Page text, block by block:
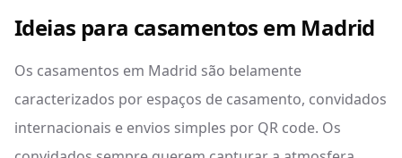
Ideias para casamentos em Madrid
Os casamentos em Madrid são belamente
caracterizados por espaços de casamento, convidados
internacionais e envios simples por QR code. Os